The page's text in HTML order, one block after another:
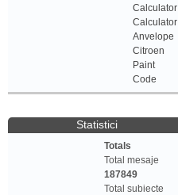
Calculator
Calculator
Anvelope
Citroen
Paint
Code
Statistici
Totals
Total mesaje
187849
Total subiecte